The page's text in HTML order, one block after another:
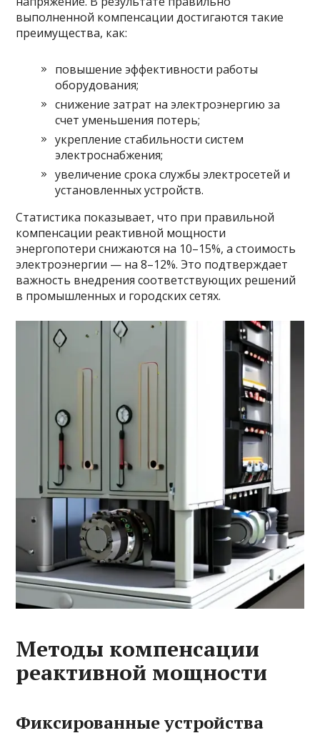
выполненной компенсации достигаются такие
преимущества, как:
повышение эффективности работы
оборудования;
снижение затрат на электроэнергию за
счет уменьшения потерь;
укрепление стабильности систем
электроснабжения;
увеличение срока службы электросетей и
установленных устройств.
Статистика показывает, что при правильной
компенсации реактивной мощности
энергопотери снижаются на 10–15%, а стоимость
электроэнергии — на 8–12%. Это подтверждает
важность внедрения соответствующих решений
в промышленных и городских сетях.
Методы компенсации
реактивной мощности
Фиксированные устройства